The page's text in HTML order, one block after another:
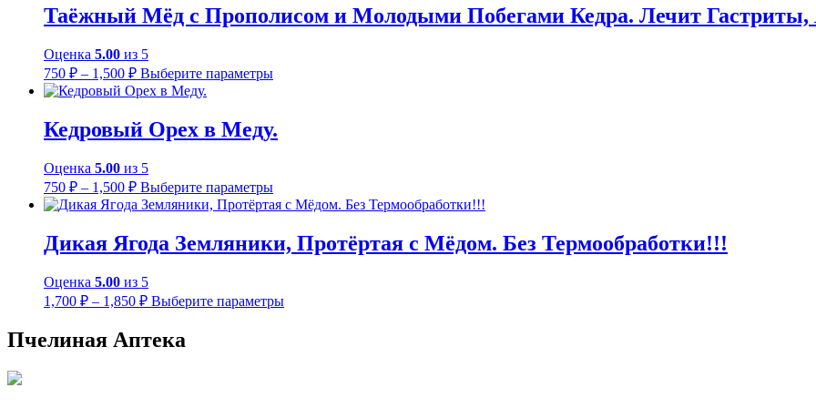
–
1,000 ₽
Таёжный Мёд с Прополисом и Молодыми Побегами Кедра. Лечит Гастриты,
Оценка 5.00 из 5
750 ₽ – 1,500 ₽Диапазон
цен:
–
1,500 ₽
Выберите параметрыЭтот
вариаций.
выбрать
на
странице
товара.
Кедровый Орех в Меду.
Оценка 5.00 из 5
750 ₽ – 1,500 ₽Диапазон
цен:
1,500 ₽
Выберите параметрыЭтот
товар
имеет
несколько
вариаций.
выбрать
Дикая Ягода Земляники, Протёртая с Мёдом. Без Термообработки!!!
Оценка 5.00 из 5
1,700 ₽ – 1,850 ₽Диапазон
–
Выберите параметрыЭтот
Пчелиная Аптека